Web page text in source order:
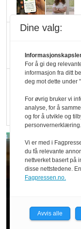
Dine valg:
For å gi deg
informasjon fra ditt
deg mot dette under
For øvrig bruker vi
analyse, for å
og for å utvikle og
personvernerklæring.
Vi er med i
du få relevante
nettverket basert på
disse nettstedene.
Fagpressen.no.
Avvis alle